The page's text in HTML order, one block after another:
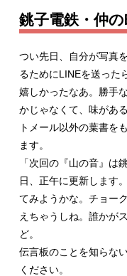
銚子電鉄・仲
つい先日、自分が写真
るためにLINEを送った
嬉しかったなあ。勝手
かじゃなくて、味があ
トメール以外の葉書を
ます。
「次回の『山の音』は
日、正午に更新します
てみようかな。チョー
えちゃうしね。誰かが
ど。
伝言板のことを知らな
ください。